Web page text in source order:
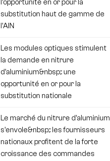
l'opportunité en or pour la
substitution haut de gamme de
l'AlN
Les modules optiques stimulent
la demande en nitrure
d'aluminium&nbsp;: une
opportunité en or pour la
substitution nationale
Le marché du nitrure d'aluminium
s'envole&nbsp;: les fournisseurs
nationaux profitent de la forte
croissance des commandes